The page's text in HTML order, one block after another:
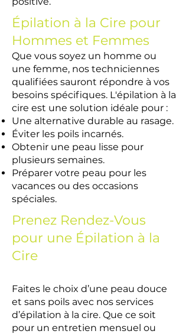
Épilation à la Cire pour
Hommes et Femmes
Que vous soyez un homme ou
une femme, nos techniciennes
qualifiées sauront répondre à vos
besoins spécifiques. L'épilation à la
cire est une solution idéale pour :
Une alternative durable au rasage.
Éviter les poils incarnés.
Obtenir une peau lisse pour
plusieurs semaines.
Préparer votre peau pour les
vacances ou des occasions
spéciales.
Prenez Rendez-Vous
pour une Épilation à la
Cire
Faites le choix d’une peau douce
et sans poils avec nos services
d’épilation à la cire. Que ce soit
pour un entretien mensuel ou